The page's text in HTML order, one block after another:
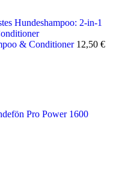
& Conditioner 12,50 €